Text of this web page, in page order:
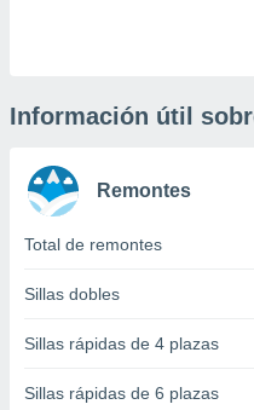
únicos
similares
como
de
Información útil
Remontes
Total de remontes
Sillas dobles
Sillas rápidas de 4 plazas
Sillas rápidas de 6 plazas